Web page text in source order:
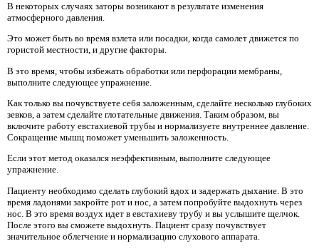
В некоторых случаях заторы возникают в результате изменения
атмосферного давления.
Это может быть во время взлета или посадки, когда самолет движется по
гористой местности, и другие факторы.
В это время, чтобы избежать обработки или перфорации мембраны,
выполните следующее упражнение.
Как только вы почувствуете себя заложенным, сделайте несколько глубоких
зевков, а затем сделайте глотательные движения. Таким образом, вы
включите работу евстахиевой трубы и нормализуете внутреннее давление.
Сокращение мышц поможет уменьшить заложенность.
Если этот метод оказался неэффективным, выполните следующее
упражнение.
Пациенту необходимо сделать глубокий вдох и задержать дыхание. В это
время ладонями закройте рот и нос, а затем попробуйте выдохнуть через
нос. В это время воздух идет в евстахиеву трубу и вы услышите щелчок.
После этого вы сможете выдохнуть. Пациент сразу почувствует
значительное облегчение и нормализацию слухового аппарата.